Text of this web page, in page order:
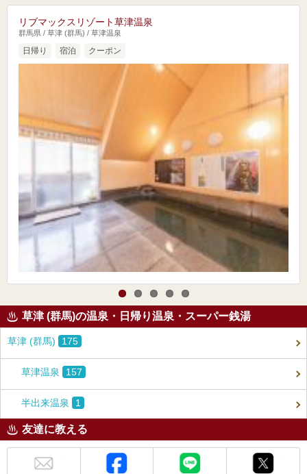
リブマックスリゾート草津温泉
群馬県 / 草津 (群馬) / 草津温泉
日帰り 宿泊 クーポン
草津 (群馬)の温泉・日帰り温泉・スーパー銭湯
草津 (群馬) 175
草津温泉 157
半出来温泉 1
友達に教える